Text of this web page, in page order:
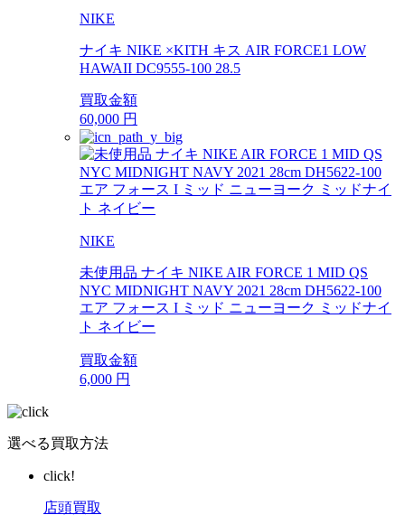
NIKE
ナイキ NIKE ×KITH キス AIR FORCE1 LOW
HAWAII DC9555-100 28.5
買取金額
60,000 円
NIKE
未使用品 ナイキ NIKE AIR FORCE 1 MID QS
NYC MIDNIGHT NAVY 2021 28cm DH5622-100
エア フォース I ミッド ニューヨーク ミッドナイ
ト ネイビー
買取金額
6,000 円
選べる買取方法
click!
店頭買取